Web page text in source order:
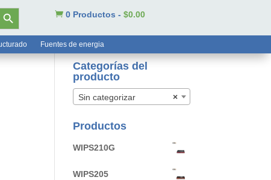
de búsqueda
 0 Productos - $0.00
Fuentes de energia
Categorías del
producto
×
Sin categorizar
Productos
WIPS210G
WIPS205